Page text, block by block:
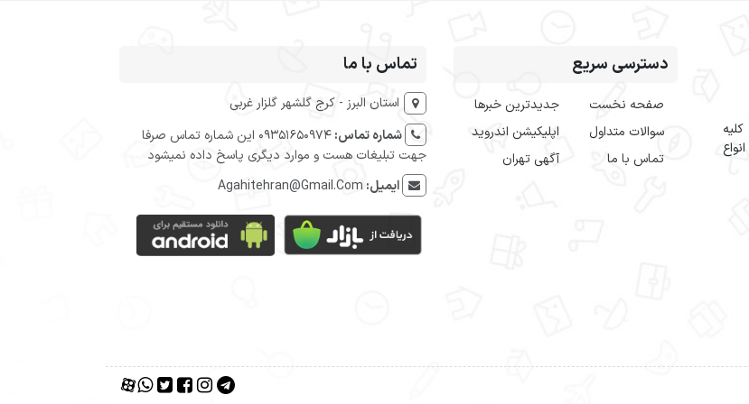
دسترسی سریع
صفحه نخست
سوالات متداول
تماس با ما
جدیدترین خبرها
اپلیکیشن اندروید
آگهی تهران
تماس با ما
استان البرز - کرج گلشهر گلزار غربی
شماره تماس:
09351650974 این شماره تماس صرفا
جهت تبلیغات هست و موارد دیگری پاسخ داده نمیشود
ایمیل: Agahitehran@Gmail.Com